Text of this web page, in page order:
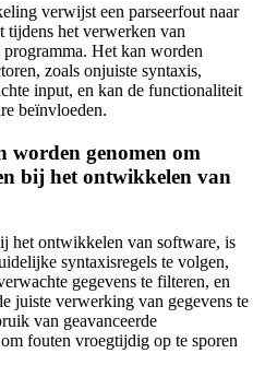
verwijst een parseerfout naar
tijdens het verwerken van
Het kan worden
zoals onjuiste syntaxis,
input, en kan de functionaliteit
beïnvloeden.
worden genomen om
bij het ontwikkelen van
het ontwikkelen van software, is
syntaxisregels te volgen,
gegevens te filteren, en
juiste verwerking van gegevens te
van geavanceerde
fouten vroegtijdig op te sporen